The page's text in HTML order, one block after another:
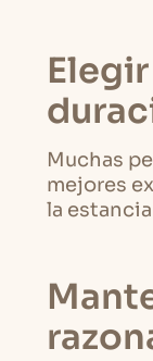
Muchas
mejores
la